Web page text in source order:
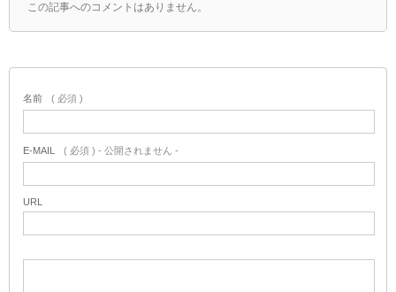
この記事へのコメントはありません。
名前 ( 必須 )
E-MAIL ( 必須 ) - 公開されません -
URL